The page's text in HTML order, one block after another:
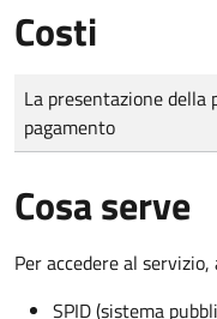
Costi
Tipo di pagamento
Importo
La presentazione della
pagamento
Cosa serve
Per accedere al
SPID (sistema